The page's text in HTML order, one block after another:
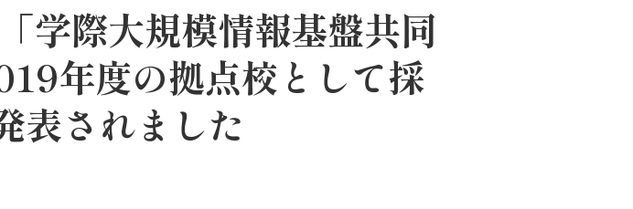
学際大規模情報基盤共同
年度の拠点校として採
表されました